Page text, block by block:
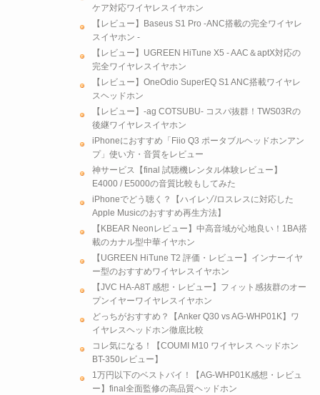
ケア対応ワイヤレスイヤホン
【レビュー】Baseus S1 Pro -ANC搭載の完全ワイヤレ
スイヤホン -
【レビュー】UGREEN HiTune X5 - AAC＆aptX対応の
完全ワイヤレスイヤホン
【レビュー】OneOdio SuperEQ S1 ANC搭載ワイヤレ
スヘッドホン
【レビュー】-ag COTSUBU- コスパ抜群！TWS03Rの
後継ワイヤレスイヤホン
iPhoneにおすすめ「Fiio Q3 ポータブルヘッドホンアン
プ」使い方・音質をレビュー
神サービス【final 試聴機レンタル体験レビュー】
E4000 / E5000の音質比較もしてみた
iPhoneでどう聴く？【ハイレゾ/ロスレスに対応した
Apple Musicのおすすめ再生方法】
【KBEAR Neonレビュー】中高音域が心地良い！1BA搭
載のカナル型中華イヤホン
【UGREEN HiTune T2 評価・レビュー】インナーイヤ
ー型のおすすめワイヤレスイヤホン
【JVC HA-A8T 感想・レビュー】フィット感抜群のオー
プンイヤーワイヤレスイヤホン
どっちがおすすめ？【Anker Q30 vs AG-WHP01K】ワ
イヤレスヘッドホン徹底比較
コレ気になる！【COUMI M10 ワイヤレス ヘッドホン
BT-350レビュー】
1万円以下のベストバイ！【AG-WHP01K感想・レビュ
ー】final全面監修の高品質ヘッドホン